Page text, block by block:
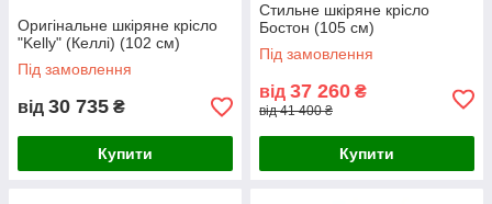
Оригінальне шкіряне крісло
"Kelly" (Келлі) (102 см)
Під замовлення
від 30 735 ₴
Купити
Стильне шкіряне крісло
Бостон (105 см)
Під замовлення
від 37 260 ₴
від 41 400 ₴
Купити